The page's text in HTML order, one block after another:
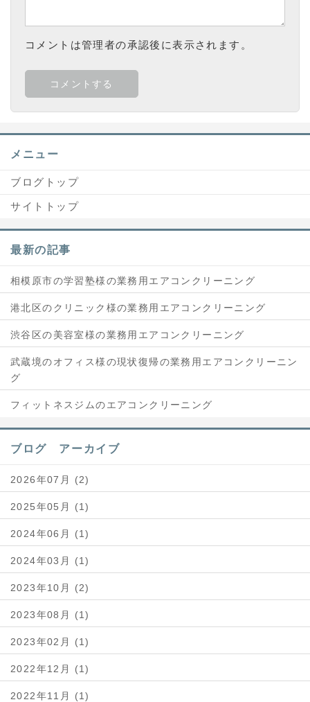
コメントは管理者の承認後に表示されます。
メニュー
ブログトップ
サイトトップ
最新の記事
相模原市の学習塾様の業務用エアコンクリーニング
港北区のクリニック様の業務用エアコンクリーニング
渋谷区の美容室様の業務用エアコンクリーニング
武蔵境のオフィス様の現状復帰の業務用エアコンクリーニン
グ
フィットネスジムのエアコンクリーニング
ブログ アーカイブ
2026年07月 (2)
2025年05月 (1)
2024年06月 (1)
2024年03月 (1)
2023年10月 (2)
2023年08月 (1)
2023年02月 (1)
2022年12月 (1)
2022年11月 (1)